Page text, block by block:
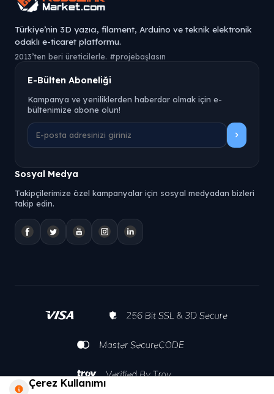
Türkiye’nin 3D yazıcı, filament, Arduino ve teknik elektronik
odaklı e-ticaret platformu.
2013’ten beri üreticilerle. #projebaşlasın
E-Bülten Aboneliği
Kampanya ve yeniliklerden haberdar olmak için e-
bültenimize abone olun!
Sosyal Medya
Takipçilerimize özel kampanyalar için sosyal medyadan bizleri
takip edin.
Çerez Kullanımı